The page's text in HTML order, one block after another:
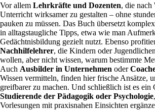
Vor allem Lehrkräfte und Dozenten, die nach
Unterricht wirksamer zu gestalten – ohne
pauken zu müssen. Das Buch übersetzt
in alltagstaugliche Tipps, etwa wie man
Gedächtnisbildung gezielt nutzt. Ebenso
Nachhilfelehrer, die Kindern oder
wollen, aber nicht wissen, warum bestimmte
Auch Ausbilder in Unternehmen oder
Wissen vermitteln, finden hier frische Ansätze,
greifbarer zu machen. Und schließlich ist es ein
Studierende der Pädagogik oder Psychologie
Vorlesungen mit praxisnahen Einsichten